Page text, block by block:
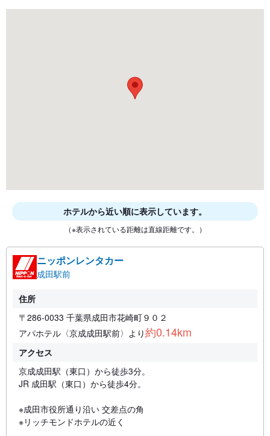
ホテルから近い順に表示しています。
（※表示されている距離は直線距離です。）
ニッポンレンタカー
成田駅前
住所
〒286-0033 千葉県成田市花崎町９０２
アパホテル〈京成成田駅前〉より約0.14km
アクセス
京成成田駅（東口）から徒歩3分。
JR 成田駅（東口）から徒歩4分。
※成田市役所通り沿い 交差点の角
※リッチモンドホテルの近く